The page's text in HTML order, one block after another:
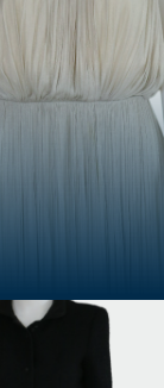
SL-021